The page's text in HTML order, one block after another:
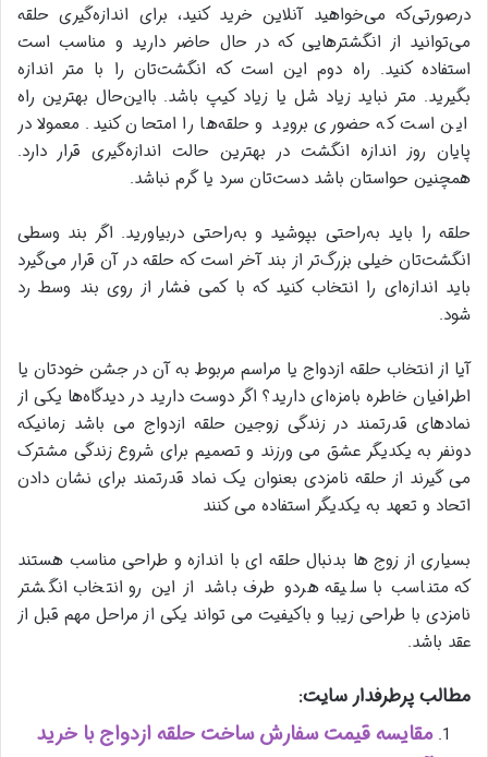
درصورتی‌که می‌خواهید آنلاین خرید کنید، برای اندازه‌گیری حلقه
می‌توانید از انگشترهایی که در حال حاضر دارید و مناسب است
استفاده کنید. راه دوم این است که انگشت‌تان را با متر اندازه
بگیرید. متر نباید زیاد شل یا زیاد کیپ باشد. بااین‌حال بهترین راه
این است که حضوری بروید و حلقه‌ها را امتحان کنید. معمولا در
پایان روز اندازه انگشت در بهترین حالت اندازه‌گیری قرار دارد.
همچنین حواستان باشد دست‌تان سرد یا گرم نباشد.
حلقه را باید به‌راحتی بپوشید و به‌راحتی دربیاورید. اگر بند وسطی
انگشت‌تان خیلی بزرگ‌تر از بند آخر است که حلقه در آن قرار می‌گیرد
باید اندازه‌ای را انتخاب کنید که با کمی فشار از روی بند وسط رد
شود.
آیا از انتخاب حلقه ازدواج یا مراسم مربوط به آن در جشن خودتان یا
اطرافیان خاطره بامزه‌ای دارید؟ اگر دوست دارید در دیدگاه‌ها یکی از
نمادهای قدرتمند در زندگی زوجین حلقه ازدواج می باشد زمانیکه
دونفر به یکدیگر عشق می ورزند و تصمیم برای شروع زندگی مشترک
می گیرند از حلقه نامزدی بعنوان یک نماد قدرتمند برای نشان دادن
اتحاد و تعهد به یکدیگر استفاده می کنند
بسیاری از زوج ها بدنبال حلقه ای با اندازه و طراحی مناسب هستند
که متناسب با سلیقه هردو طرف باشد از این رو انتخاب انگشتر
نامزدی با طراحی زیبا و باکیفیت می تواند یکی از مراحل مهم قبل از
عقد باشد.
مطالب پرطرفدار سایت:
مقایسه قیمت سفارش ساخت حلقه ازدواج با خرید